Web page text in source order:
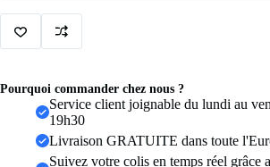
anneaux
les
femmes
entièrement
éblouissant
Pourquoi commander chez nous ?
Service client joignable du lundi au
19h30
Livraison GRATUITE dans toute
Suivez votre colis en temps réel grâce